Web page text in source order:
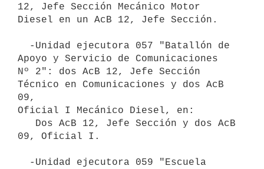
12, Jefe Sección Mecánico Motor
Diesel en un AcB 12, Jefe Sección.
Apoyo y Servicio de Comunicaciones
Nº 2": dos AcB 12, Jefe Sección
Técnico en Comunicaciones y dos AcB
09,
Oficial I Mecánico Diesel, en:
09, Oficial I.